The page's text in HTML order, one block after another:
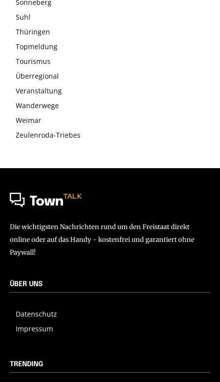
Sonneberg
Suhl
Thüringen
Topmeldung
Tourismus
Überregional
Veranstaltung
Wanderwege
Weimar
Zeulenroda-Triebes
TownTALK
Die wichtigsten Nachrichten rund um den Freistaat direkt
online oder auf das Handy - kostenfrei und garantiert ohne
Paywall!
ÜBER UNS
Datenschutz
Impressum
TRENDING